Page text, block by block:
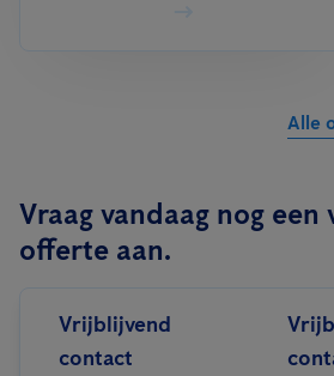
Alle
Vraag vandaag nog
offerte aan.
Vrijblijvend
contact